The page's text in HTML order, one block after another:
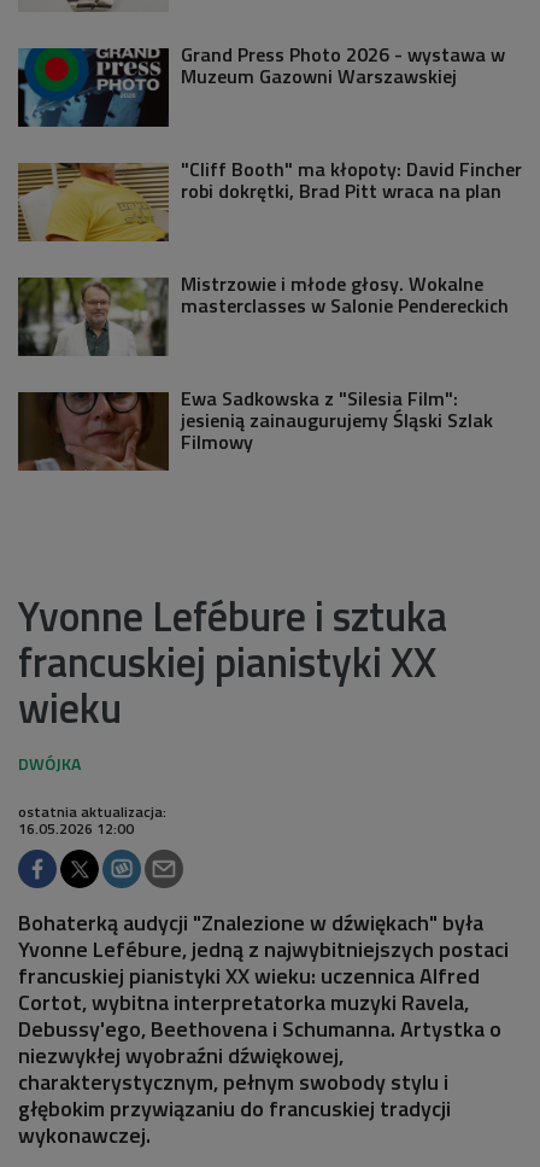
Grand Press Photo 2026 - wystawa w
Muzeum Gazowni Warszawskiej
"Cliff Booth" ma kłopoty: David Fincher
robi dokrętki, Brad Pitt wraca na plan
Mistrzowie i młode głosy. Wokalne
masterclasses w Salonie Pendereckich
Ewa Sadkowska z "Silesia Film":
jesienią zainaugurujemy Śląski Szlak
Filmowy
Yvonne Lefébure i sztuka
francuskiej pianistyki XX
wieku
ostatnia aktualizacja:
16.05.2026 12:00
Bohaterką audycji "Znalezione w dźwiękach" była
Yvonne Lefébure, jedną z najwybitniejszych postaci
francuskiej pianistyki XX wieku: uczennica Alfred
Cortot, wybitna interpretatorka muzyki Ravela,
Debussy'ego, Beethovena i Schumanna. Artystka o
niezwykłej wyobraźni dźwiękowej,
charakterystycznym, pełnym swobody stylu i
głębokim przywiązaniu do francuskiej tradycji
wykonawczej.